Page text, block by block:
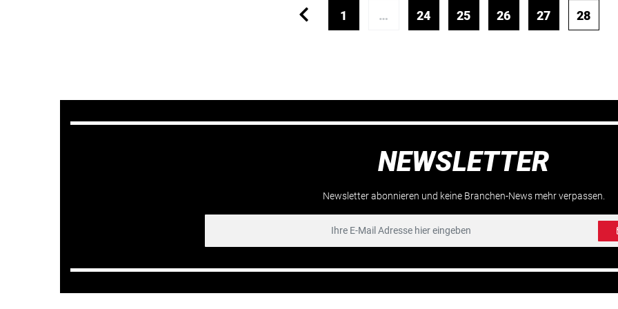
1 … 24 25 26 27 28
NEWSLETTER
Newsletter abonnieren und keine Branchen-News mehr verpassen.